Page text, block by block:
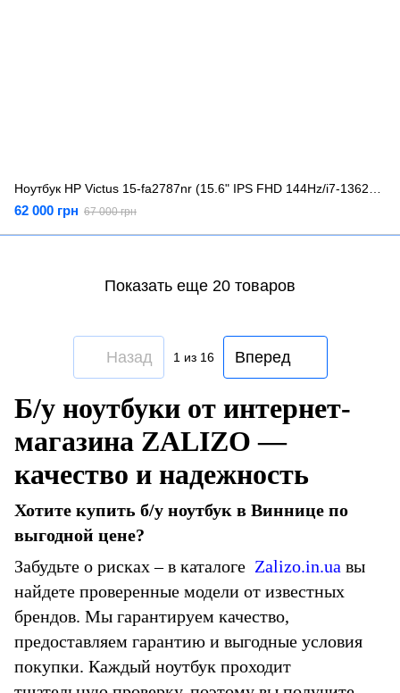
62 000 грн 67 000 грн
Показать еще 20 товаров
Назад 1 из 16 Вперед
Б/у ноутбуки от интернет-
магазина ZALIZO —
качество и надежность
Хотите купить б/у ноутбук в Виннице по
выгодной цене?
Забудьте о рисках – в каталоге Zalizo.in.ua вы
найдете проверенные модели от известных
брендов. Мы гарантируем качество,
предоставляем гарантию и выгодные условия
покупки. Каждый ноутбук проходит